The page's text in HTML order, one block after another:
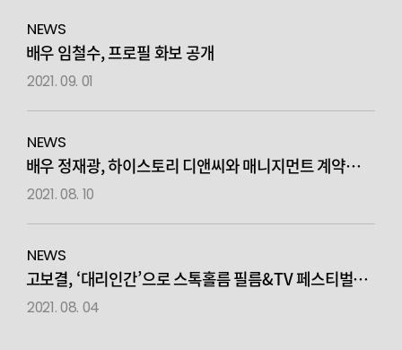
NEWS
배우 임철수, 프로필 화보 공개
2021. 09. 01
NEWS
배우 정재광, 하이스토리 디앤씨와 매니지먼트 계약
체결
2021. 08. 10
NEWS
고보결, ‘대리인간’으로 스톡홀름 필름&TV 페스티벌
Best Actress 수상
2021. 08. 04